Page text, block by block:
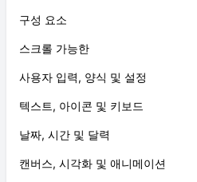
구성 요소
스크롤 가능한
사용자 입력, 양식 및 설정
텍스트, 아이콘 및 키보드
날짜, 시간 및 달력
캔버스, 시각화 및 애니메이션